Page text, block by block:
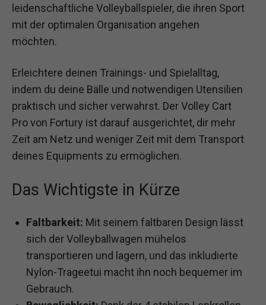
leidenschaftliche Volleyballspieler, die ihren Sport
mit der optimalen Organisation angehen
möchten.
Erleichtere deinen Trainings- und Spielalltag,
indem du deine Bälle und notwendigen Utensilien
praktisch und sicher verwahrst. Der Volley Cart
Pro von Fortury ist darauf ausgerichtet, dir mehr
Zeit am Netz und weniger Zeit mit dem Transport
deines Equipments zu ermöglichen.
Das Wichtigste in Kürze
Faltbarkeit: Mit seinem faltbaren Design lässt
sich der Volleyballwagen mühelos
transportieren und lagern, und das inkludierte
Nylon-Trageetui macht ihn noch bequemer im
Gebrauch.